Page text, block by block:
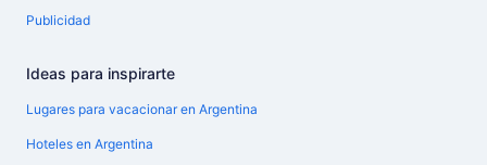
Publicidad
Ideas para inspirarte
Lugares para vacacionar en Argentina
Hoteles en Argentina